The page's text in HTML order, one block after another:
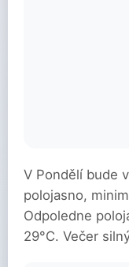
V Pondělí bude
polojasno,
Odpoledne
29°C. Večer